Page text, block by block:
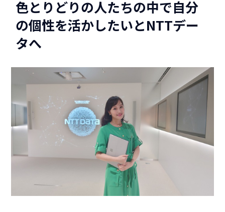
色とりどりの人たちの中で自分
の個性を活かしたいとNTTデー
タへ